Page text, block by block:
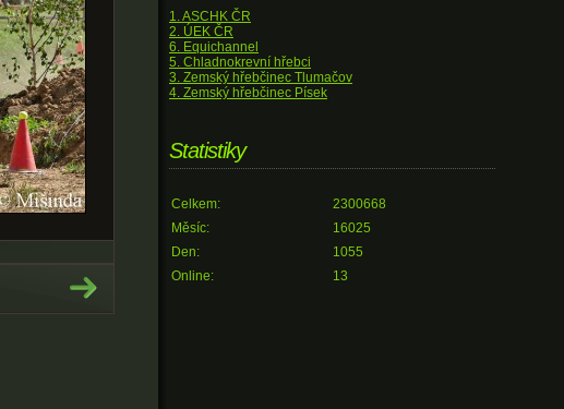
1. ASCHK ČR
2. ÚEK ČR
6. Equichannel
5. Chladnokrevní hřebci
3. Zemský hřebčinec Tlumačov
4. Zemský hřebčinec Písek
Statistiky
Online: 13
Celkem:
2300668
Měsíc:
16025
Den:
1055